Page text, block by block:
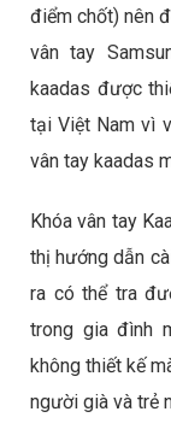
điểm chốt) nên
vân tay
kaadas được
tại Việt Nam vì
vân tay kaadas
Khóa vân tay
thị hướng dẫn
ra có thể tra
trong gia đình
không thiết kế
người già và trẻ